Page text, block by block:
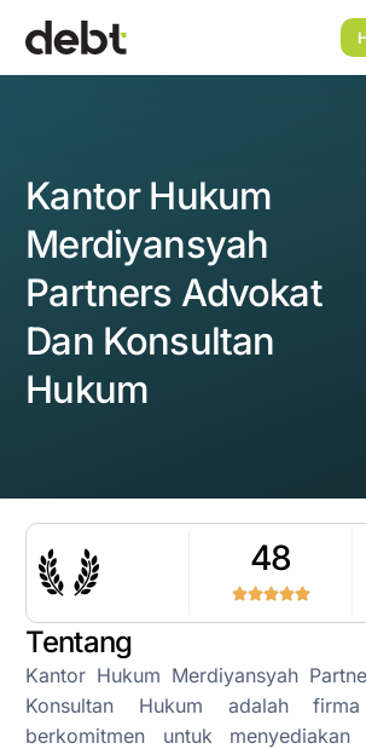
Kantor Hukum
Merdiyansyah
Partners Advokat
Dan Konsultan
Hukum
48
Tentang
Kantor Hukum Merdiyansyah
Konsultan Hukum adalah
berkomitmen untuk menyediakan